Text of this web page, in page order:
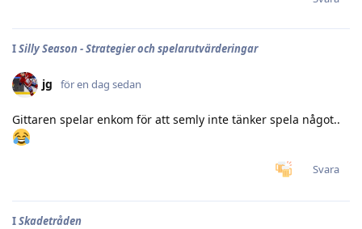
ISilly Season - Strategier och spelarutvärderingar
jg för en dag sedan
Gittaren spelar enkom för att semly inte tänker spela något..
Svara
ISkadetråden